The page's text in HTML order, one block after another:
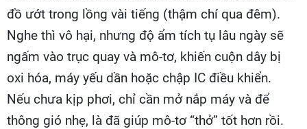
đồ ướt trong lồng vài tiếng (thậm chí qua đêm).
Nghe thì vô hại, nhưng độ ẩm tích tụ lâu ngày sẽ
ngấm vào trục quay và mô-tơ, khiến cuộn dây bị
oxi hóa, máy yếu dần hoặc chập IC điều khiển.
Nếu chưa kịp phơi, chỉ cần mở nắp máy và để
thông gió nhẹ, là đã giúp mô-tơ “thở” tốt hơn rồi.